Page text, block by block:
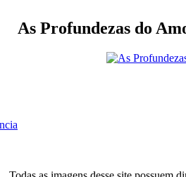
As Profundezas do